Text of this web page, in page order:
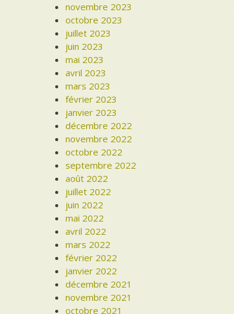
novembre 2023
octobre 2023
juillet 2023
juin 2023
mai 2023
avril 2023
mars 2023
février 2023
janvier 2023
décembre 2022
novembre 2022
octobre 2022
septembre 2022
août 2022
juillet 2022
juin 2022
mai 2022
avril 2022
mars 2022
février 2022
janvier 2022
décembre 2021
novembre 2021
octobre 2021